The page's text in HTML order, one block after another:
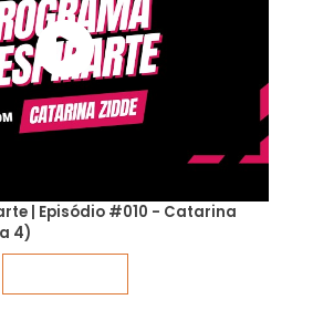
| Episódio #010 - Catarina
4)